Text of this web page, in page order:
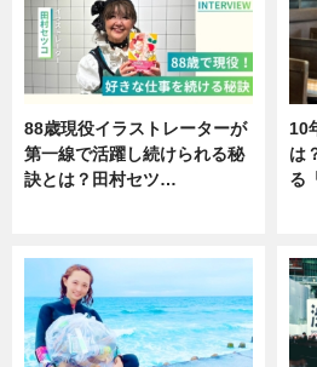
88歳現役イラストレーターが
第一線で活躍し続けられる秘
訣とは？田村セツ…
10
は
る